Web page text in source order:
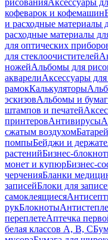
рисованияАксессуары
кофеварок и кофемашин
и расходные материалы
расходные материалы
для оптических
для стеклоочистителей
ножейАльбомы для
акварелиАксессуары
рамокКалькуляторы
эскизовАльбомы и
штампов и печатей
принтеровАнтивирусы
сжатым воздухом
помпыБейджи и
растенийБизнес-
монет и купюрБизнес-
черченияБланки
записейБлоки для
самоклеящиеся
рукБлокноты
переплетеАптечка
белая классов А, В, С